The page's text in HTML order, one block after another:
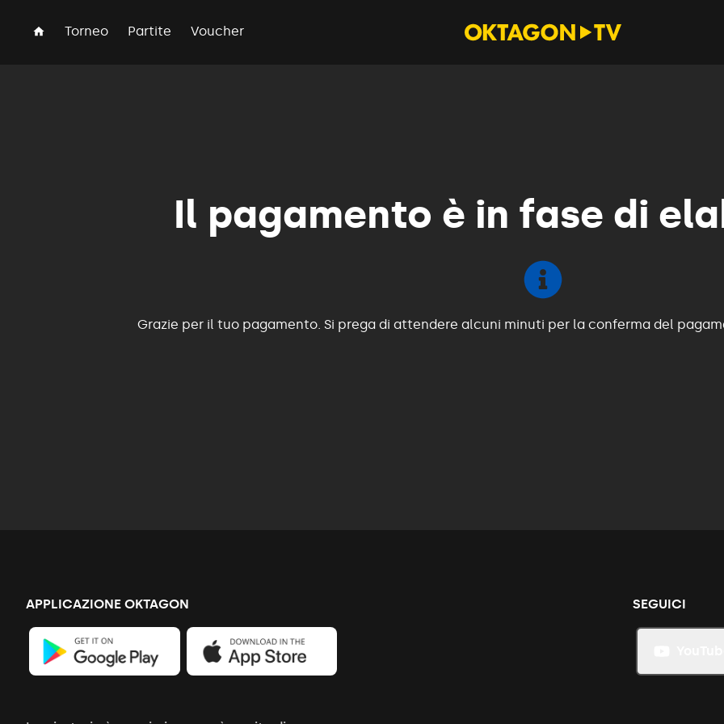
Torneo Partite Voucher
Il pagamento è in fase di
Grazie per il tuo pagamento. Si prega di attendere alcuni minuti per la conferma del
APPLICAZIONE OKTAGON SEGUICI